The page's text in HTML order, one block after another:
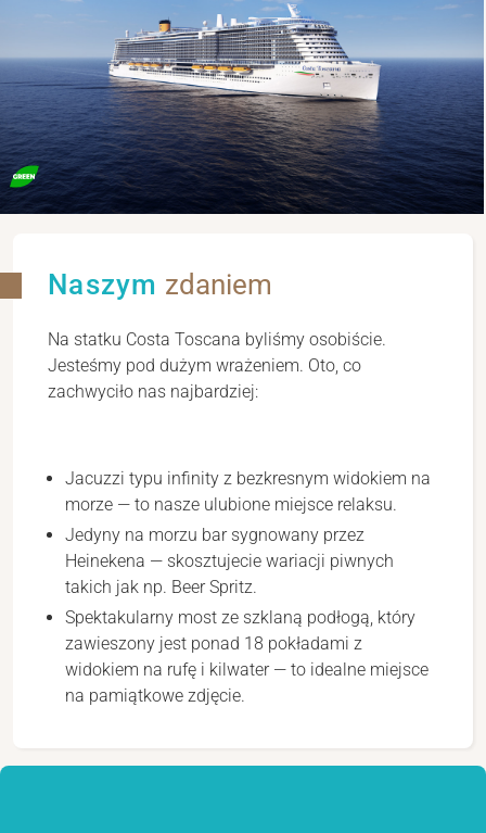
Naszym zdaniem
Na statku Costa Toscana byliśmy osobiście.
Jesteśmy pod dużym wrażeniem. Oto, co
zachwyciło nas najbardziej:
Jacuzzi typu infinity z bezkresnym widokiem na
morze — to nasze ulubione miejsce relaksu.
Jedyny na morzu bar sygnowany przez
Heinekena — skosztujecie wariacji piwnych
takich jak np. Beer Spritz.
Spektakularny most ze szklaną podłogą, który
zawieszony jest ponad 18 pokładami z
widokiem na rufę i kilwater — to idealne miejsce
na pamiątkowe zdjęcie.